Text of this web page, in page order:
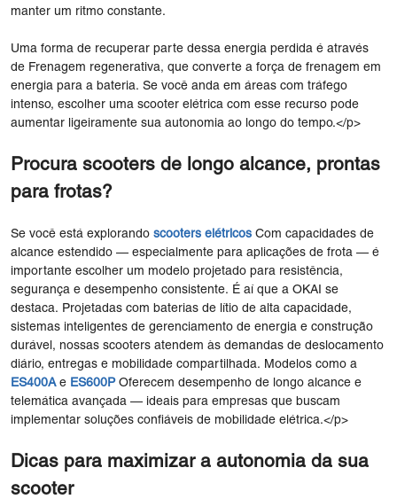
manter um ritmo constante.
Uma forma de recuperar parte dessa energia perdida é através
de Frenagem regenerativa, que converte a força de frenagem em
energia para a bateria. Se você anda em áreas com tráfego
intenso, escolher uma scooter elétrica com esse recurso pode
aumentar ligeiramente sua autonomia ao longo do tempo.</p>
Procura scooters de longo alcance, prontas
para frotas?
Se você está explorando scooters elétricos Com capacidades de
alcance estendido — especialmente para aplicações de frota — é
importante escolher um modelo projetado para resistência,
segurança e desempenho consistente. É aí que a OKAI se
destaca. Projetadas com baterias de lítio de alta capacidade,
sistemas inteligentes de gerenciamento de energia e construção
durável, nossas scooters atendem às demandas de deslocamento
diário, entregas e mobilidade compartilhada. Modelos como a
ES400A e ES600 P Oferecem desempenho de longo alcance e
telemática avançada — ideais para empresas que buscam
implementar soluções confiáveis ​​de mobilidade elétrica.</p>
Dicas para maximizar a autonomia da sua
scooter